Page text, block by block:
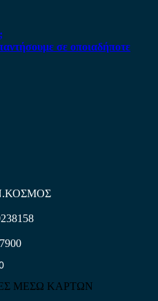
σε οποιαδήποτε
ΜΕΣΩ ΚΑΡΤΩΝ